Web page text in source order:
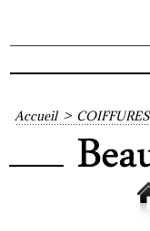
Accueil > COIFFURES